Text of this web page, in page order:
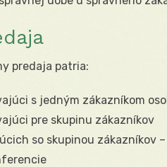
predaja patria:
s jedným zákazníkom
pre skupinu zákazníkov
so skupinou zákazníkov